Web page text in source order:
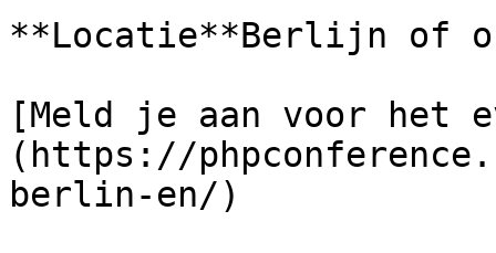
**Locatie**Berlijn of
[Meld je aan voor het
(https://
berlin-en/)